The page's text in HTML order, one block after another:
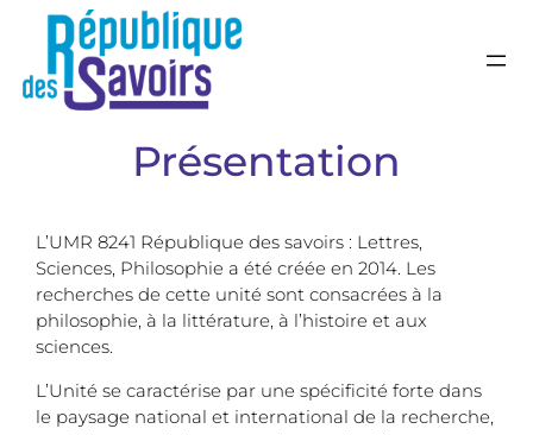
République
Laboratoire transdisciplinaire du
Présentation
L’UMR 8241 République des savoirs : Lettres,
Sciences, Philosophie a été créée en 2014. Les
recherches de cette unité sont consacrées à la
philosophie, à la littérature, à l’histoire et aux
sciences.
L’Unité se caractérise par une spécificité forte dans
le paysage national et international de la recherche,